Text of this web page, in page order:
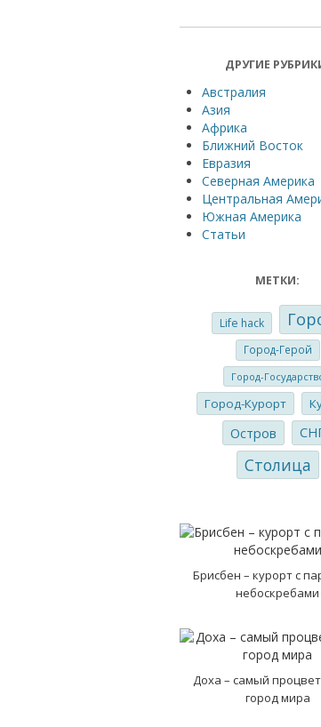
ДРУГИЕ
Австралия
Азия
Африка
Ближний Восток
Евразия
Северная Америка
Центральная
Южная Америка
Статьи
МЕТКИ:
Life hack
Город-Герой
Город-
Город-Курорт
Остров
Столица
Брисбен – курорт с
небоскребами
Доха – самый
город мира